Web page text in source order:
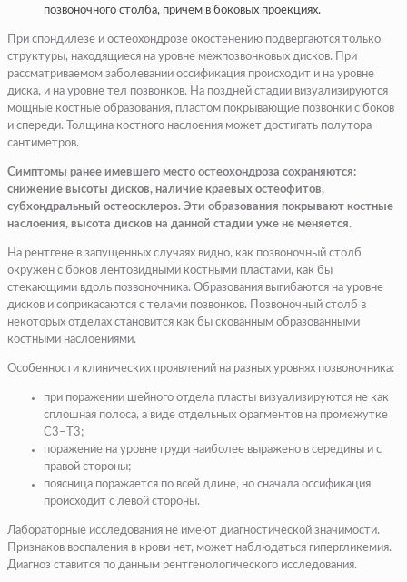
позвоночного столба, причем в боковых проекциях.
При спондилезе и остеохондрозе окостенению подвергаются только
структуры, находящиеся на уровне межпозвонковых дисков. При
рассматриваемом заболевании оссификация происходит и на уровне
диска, и на уровне тел позвонков. На поздней стадии визуализируются
мощные костные образования, пластом покрывающие позвонки с боков
и спереди. Толщина костного наслоения может достигать полутора
сантиметров.
Симптомы ранее имевшего место остеохондроза сохраняются:
снижение высоты дисков, наличие краевых остеофитов,
субхондральный остеосклероз. Эти образования покрывают костные
наслоения, высота дисков на данной стадии уже не меняется.
На рентгене в запущенных случаях видно, как позвоночный столб
окружен с боков лентовидными костными пластами, как бы
стекающими вдоль позвоночника. Образования выгибаются на уровне
дисков и соприкасаются с телами позвонков. Позвоночный столб в
некоторых отделах становится как бы скованным образованными
костными наслоениями.
Особенности клинических проявлений на разных уровнях позвоночника:
при поражении шейного отдела пласты визуализируются не как
сплошная полоса, а виде отдельных фрагментов на промежутке
С3–Т3;
поражение на уровне груди наиболее выражено в середины и с
правой стороны;
поясница поражается по всей длине, но сначала оссификация
происходит с левой стороны.
Лабораторные исследования не имеют диагностической значимости.
Признаков воспаления в крови нет, может наблюдаться гипергликемия.
Диагноз ставится по данным рентгенологического исследования.